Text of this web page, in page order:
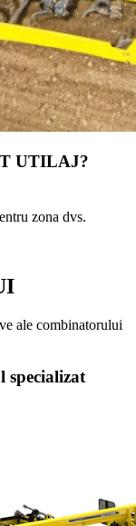
UTILAJ?
zona dvs.
ale combinatorului